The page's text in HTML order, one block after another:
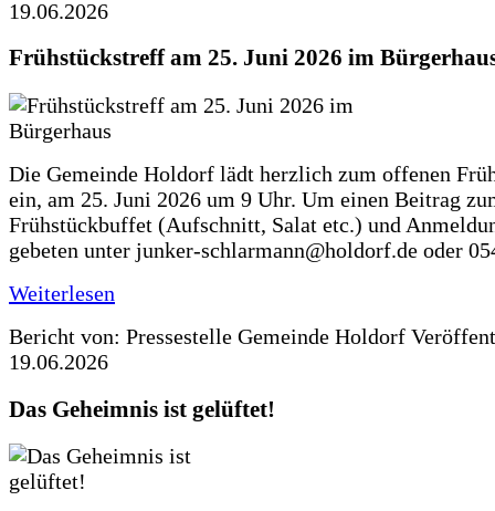
19.06.2026
Frühstückstreff am 25. Juni 2026 im
Die Gemeinde Holdorf lädt herzlich zum offenen
ein, am 25. Juni 2026 um 9 Uhr. Um einen Beitrag
Frühstückbuffet (Aufschnitt, Salat etc.) und
gebeten unter junker-schlarmann@holdorf.de oder
Weiterlesen
Bericht von: Pressestelle Gemeinde Holdorf
19.06.2026
Das Geheimnis ist gelüftet!